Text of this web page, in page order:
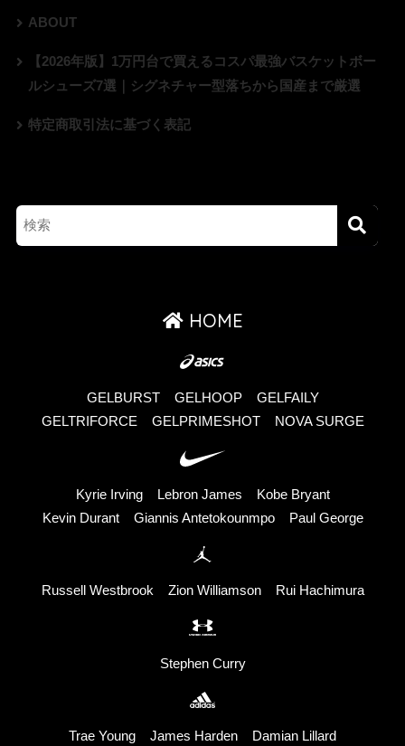
ABOUT
【2026年版】1万円台で買えるコスパ最強バスケットボー
ルシューズ7選｜シグネチャー型落ちから国産まで厳選
特定商取引法に基づく表記
HOME
GELBURST GELHOOP
GELFAILY
GELTRIFORCE
GELPRIMESHOT NOVA SURGE
Kyrie Irving Lebron James
Kobe Bryant
Kevin Durant
Giannis Antetokounmpo Paul George
Russell Westbrook Zion Williamson Rui Hachimura
Stephen Curry
Trae Young James Harden Damian Lillard